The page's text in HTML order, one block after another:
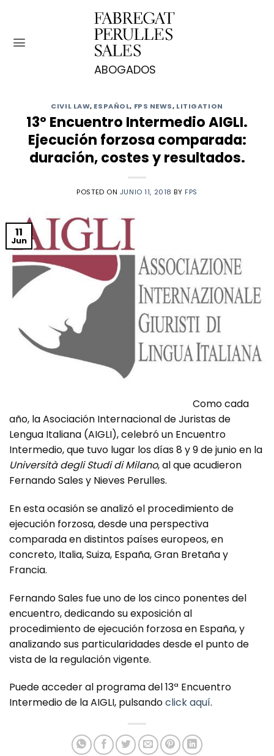
contenido
CIVIL LAW, ESPAÑOL, FPS NEWS, LITIGATION
13º Encuentro Intermedio AIGLI.
Ejecución forzosa comparada:
duración, costes y resultados.
POSTED ON JUNIO 11, 2018 BY FPS
11
Jun
Como cada
año, la Asociación Internacional de Juristas de
Lengua Italiana (AIGLI), celebró un Encuentro
Intermedio, que tuvo lugar los días 8 y 9 de junio en la
Università degli Studi di Milano, al que acudieron
Fernando Sales y Nieves Perulles.
En esta ocasión se analizó el procedimiento de
ejecución forzosa, desde una perspectiva
comparada en distintos países europeos, en
concreto, Italia, Suiza, España, Gran Bretaña y
Francia.
Fernando Sales fue uno de los cinco ponentes del
encuentro, dedicando su exposición al
procedimiento de ejecución forzosa en España, y
analizando sus particularidades desde el punto de
vista de la regulación vigente.
Puede acceder al programa del 13ª Encuentro
Intermedio de la AIGLI, pulsandoclick aquí.